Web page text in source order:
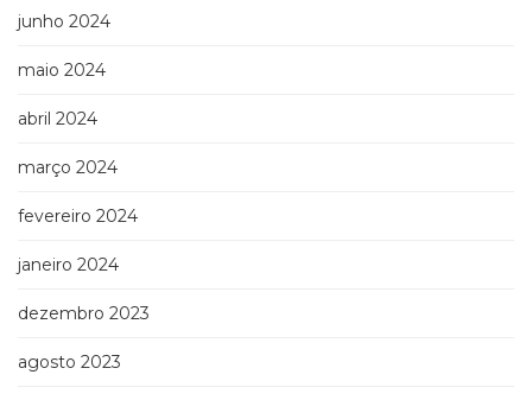
Terapia
(21)
e
(65)
(1)
Prática
junho 2024
maio 2024
abril 2024
março 2024
fevereiro 2024
janeiro 2024
dezembro 2023
agosto 2023